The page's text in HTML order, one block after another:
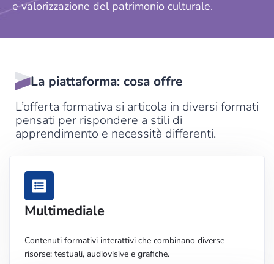
e valorizzazione del patrimonio culturale.
La piattaforma: cosa offre
L’offerta formativa si articola in diversi formati
pensati per rispondere a stili di
apprendimento e necessità differenti.
Multimediale
Contenuti formativi interattivi che combinano diverse
risorse: testuali, audiovisive e grafiche.